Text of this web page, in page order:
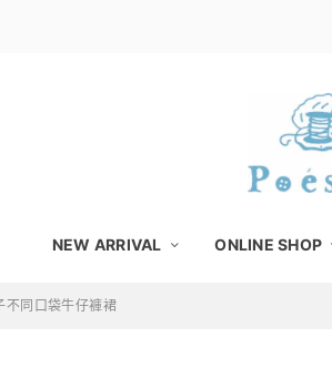
NEW ARRIVAL ONLINE SHOP
不同口袋牛仔褲裙